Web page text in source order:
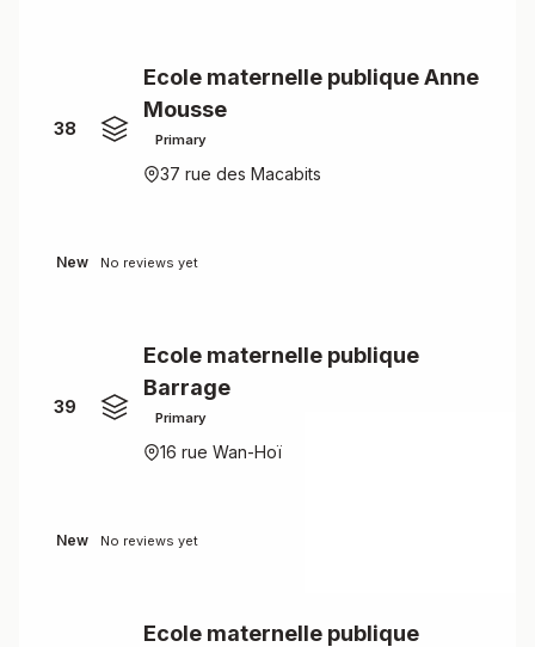
38
Ecole maternelle publique Anne
Mousse
Primary
37 rue des Macabits
New No reviews yet
39
Ecole maternelle publique
Barrage
Primary
16 rue Wan-Hoï
New No reviews yet
Ecole maternelle publique